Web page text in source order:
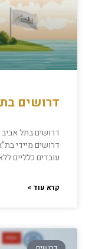
דרושים
דרושים בתל אביב
דרושים מיידי
עובדים כלליים
קרא עוד »